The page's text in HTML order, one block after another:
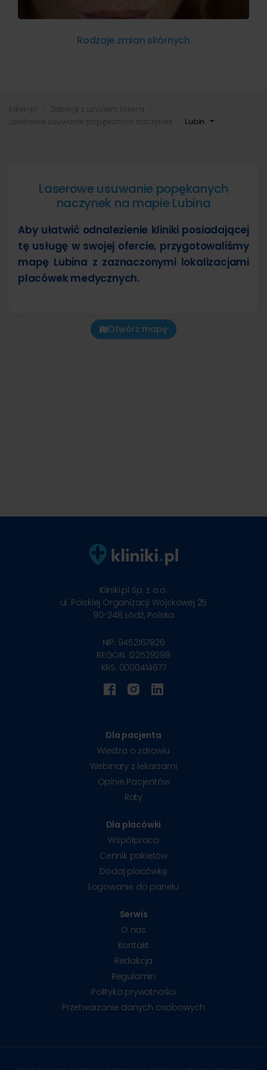
Lubin
Rodzaje zmian skórnych
Laserowe usuwanie popękanych
naczynek na mapie Lubina
Aby ułatwić odnalezienie kliniki posiadającej
tę usługę w swojej ofercie, przygotowaliśmy
mapę Lubina z zaznaczonymi lokalizacjami
placówek medycznych.
Otwórz mapę
Kliniki.pl Sp. z o.o.
ul. Polskiej Organizacji Wojskowej 25
90-248 Łódź, Polska
NIP: 9452167826
REGON: 122529298
KRS: 0000414677
Dla pacjenta
Wiedza o zdrowiu
Webinary z lekarzami
Opinie Pacjentów
Raty
Dla placówki
Współpraca
Cennik pakietów
Dodaj placówkę
Logowanie do panelu
Serwis
O nas
Kontakt
Redakcja
Regulamin
Polityka prywatności
Przetwarzanie danych osobowych